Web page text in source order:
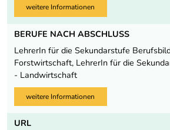
weitere Informationen
BERUFE NACH ABSCHLUSS
LehrerIn für die Sekundarstufe
Forstwirtschaft, LehrerIn für die
- Landwirtschaft
weitere Informationen
URL